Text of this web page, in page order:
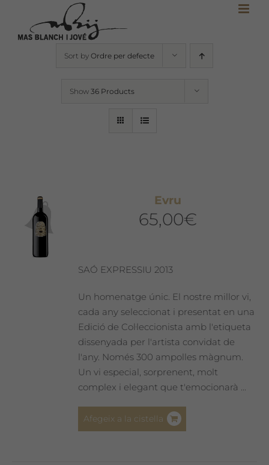
content
Sort by Ordre per defecte
Show 36 Products
Evru
65,00€
SAÓ EXPRESSIU 2013
Un homenatge únic. El nostre millor vi,
cada any seleccionat i presentat en una
Edició de Col·leccionista amb l'etiqueta
dissenyada per l'artista convidat de
l'any. Només 300 ampolles màgnum.
Un vi especial, sorprenent, molt
complex i elegant que t'emocionarà ...
Afegeix a la cistella